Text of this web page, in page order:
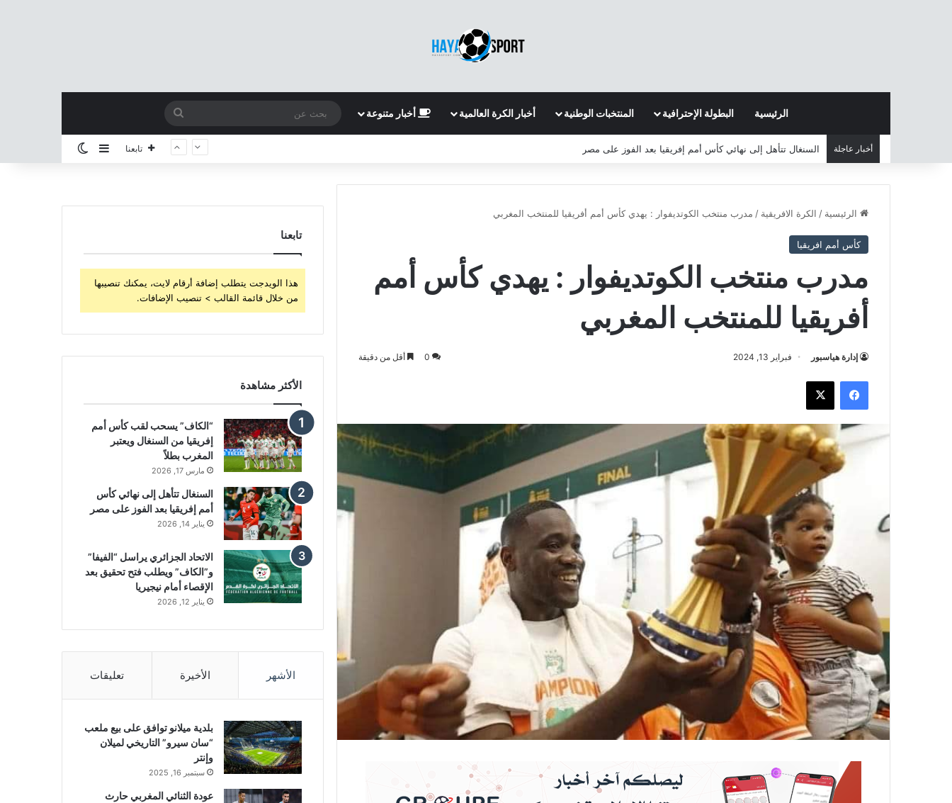
الرئيسية البطولة الإحترافية المنتخبات الوطنية أخبار الكرة العالمية أخبار متنوعة
بحث
عن
أخبار عاجلة السنغال تتأهل إلى نهائي كأس أمم إفريقيا بعد الفوز على مصر تابعنا إضافة عمود جانبي
الوضع المظلم
الرئيسية / الكرة الافريقية / مدرب منتخب الكوتديفوار : يهدي كأس أمم أفريقيا للمنتخب المغربي
كأس أمم افريقيا
مدرب منتخب الكوتديفوار : يهدي كأس أمم
أفريقيا للمنتخب المغربي
إدارة هياسبور فبراير 13, 2024 0 أقل من دقيقة
فيسبوك ‫X
تابعنا
هذا الويدجت يتطلب إضافة أرقام لايت، يمكنك تنصيبها
من خلال قائمة القالب > تنصيب الإضافات.
الأكثر مشاهدة
“الكاف” يسحب لقب كأس أمم
إفريقيا من السنغال ويعتبر
المغرب بطلاً
مارس 17, 2026
السنغال تتأهل إلى نهائي كأس
أمم إفريقيا بعد الفوز على مصر
يناير 14, 2026
الاتحاد الجزائري يراسل “الفيفا”
و”الكاف” ويطلب فتح تحقيق بعد
الإقصاء أمام نيجيريا
يناير 12, 2026
الأشهر الأخيرة تعليقات
بلدية ميلانو توافق على بيع ملعب
“سان سيرو” التاريخي لميلان
وإنتر
سبتمبر 16, 2025
عودة الثنائي المغربي حارث